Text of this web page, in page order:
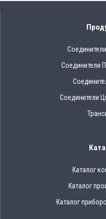
Соединители
Соединители
Каталог
Каталог
Каталог